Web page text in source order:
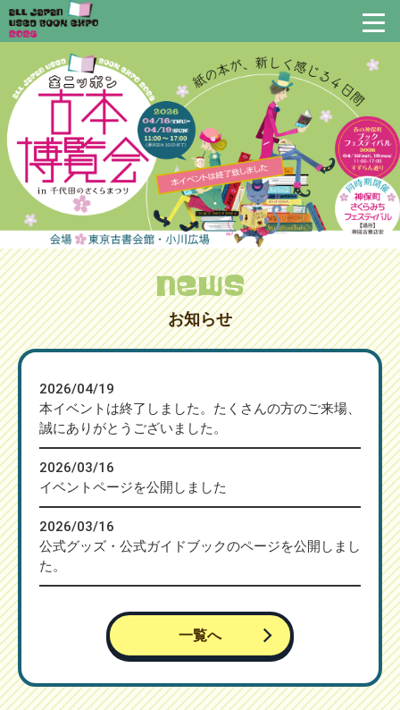
お知らせ
2026/04/19
本イベントは終了しました。たくさんの方のご来場、
誠にありがとうございました。
2026/03/16
イベントページを公開しました
2026/03/16
公式グッズ・公式ガイドブックのページを公開しまし
た。
一覧へ